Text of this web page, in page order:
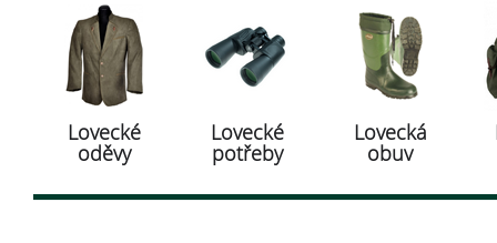
Lovecké
oděvy
Lovecké
potřeby
Lovecká
obuv